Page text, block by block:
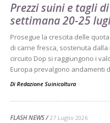
Prezzi suini e tagli
settimana 20-25
Prosegue la crescita delle
di carne fresca, sostenuta
circuito Dop si raggiungono i
Europa prevalgono andamenti
Di Redazione Suinicoltura -
FLASH NEWS 27 Luglio 2026